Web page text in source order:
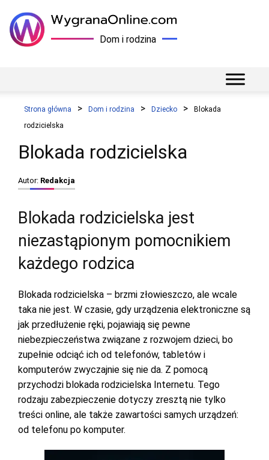
Dom i rodzina
Strona główna Dom i rodzina Dziecko
Blokada
rodzicielska
Blokada rodzicielska
Autor: Redakcja
Blokada rodzicielska jest
niezastąpionym pomocnikiem
każdego rodzica
Blokada rodzicielska – brzmi złowieszczo, ale wcale
taka nie jest. W czasie, gdy urządzenia elektroniczne są
jak przedłużenie ręki, pojawiają się pewne
niebezpieczeństwa związane z rozwojem dzieci, bo
zupełnie odciąć ich od telefonów, tabletów i
komputerów zwyczajnie się nie da. Z pomocą
przychodzi blokada rodzicielska Internetu. Tego
rodzaju zabezpieczenie dotyczy zresztą nie tylko
treści online, ale także zawartości samych urządzeń:
od telefonu po komputer.